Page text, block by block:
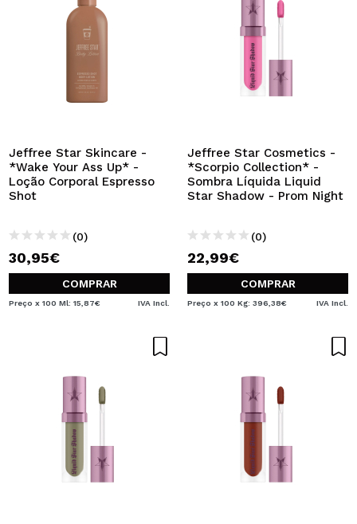
Jeffree Star Skincare -
*Wake Your Ass Up* -
Loção Corporal Espresso
Shot
(0)
30,95€
COMPRAR
Preço x 100 Ml: 15,87€ IVA Incl.
Jeffree Star Cosmetics -
*Scorpio Collection* -
Sombra Líquida Liquid
Star Shadow - Prom Night
(0)
22,99€
COMPRAR
Preço x 100 Kg: 396,38€ IVA Incl.